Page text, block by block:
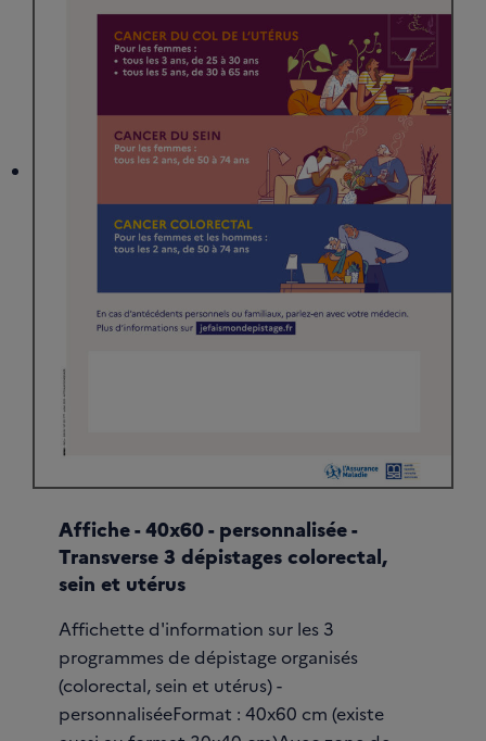
Affiche - 40x60 - personnalisée -
Transverse 3 dépistages colorectal,
sein et utérus
Affichette d'information sur les 3
programmes de dépistage organisés
(colorectal, sein et utérus) -
personnaliséeFormat : 40x60 cm (existe